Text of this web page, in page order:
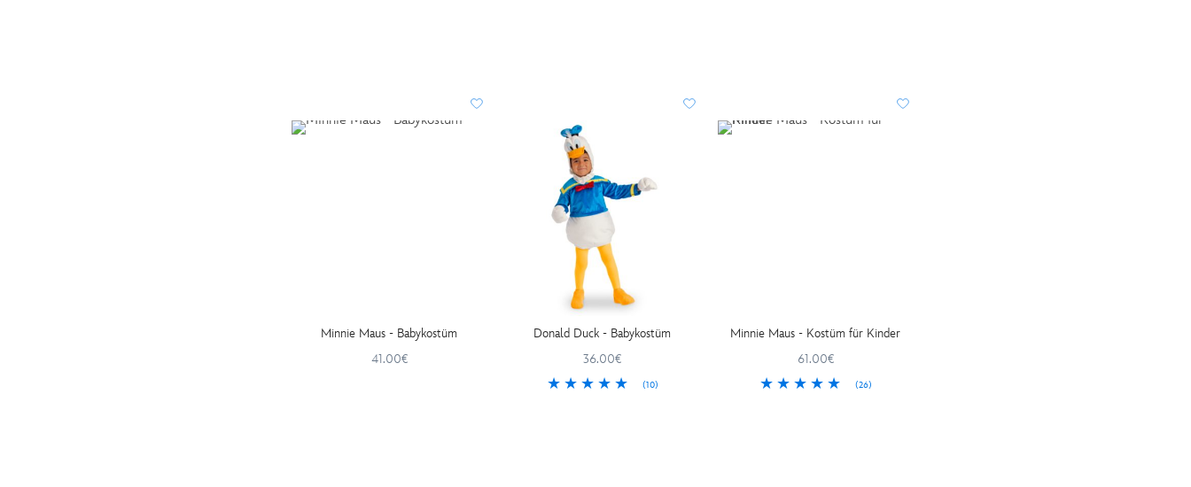
Minnie Maus - Babykostüm
41.00€
Donald Duck - Babykostüm
36.00€
(10)
Minnie Maus - Kostüm für Kinder
61.00€
(26)